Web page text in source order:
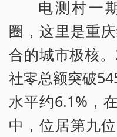
电测村一
圈，这里是重
合的城市极核
社零总额突破
水平约6.1%，
中，位居第九